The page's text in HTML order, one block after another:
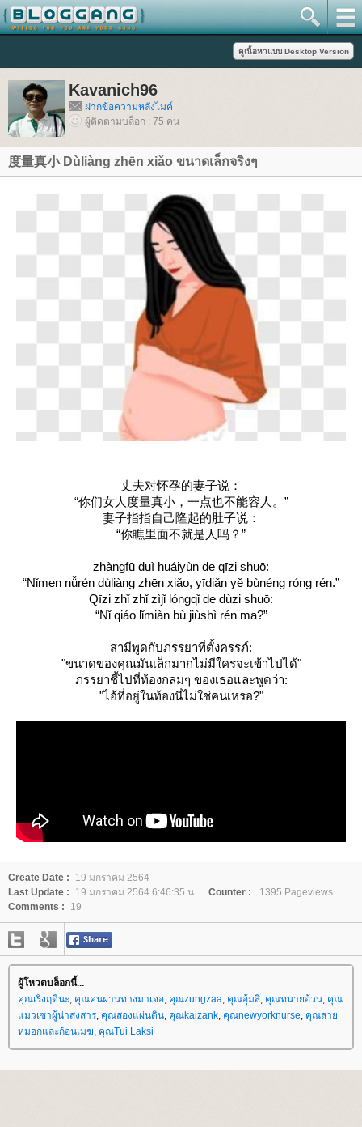
Kavanich96
ฝากข้อความหลังไมค์
ผู้ติดตามบล็อก : 75 คน
度量真小 Dùliàng zhēn xiǎo ขนาดเล็กจริงๆ
丈夫对怀孕的妻子说：
“你们女人度量真小，一点也不能容人。”
妻子指指自己隆起的肚子说：
“你瞧里面不就是人吗？”
zhàngfū duì huáiyùn de qīzi shuō:
“Nǐmen nǚrén dùliàng zhēn xiǎo, yīdiǎn yě bùnéng róng rén.”
Qīzi zhǐ zhǐ zìjǐ lóngqǐ de dùzi shuō:
“Nǐ qiáo lǐmiàn bù jiùshì rén ma?”
สามีพูดกับภรรยาที่ตั้งครรภ์:
"ขนาดของคุณมันเล็กมากไม่มีใครจะเข้าไปได้"
ภรรยาชี้ไปที่ท้องกลมๆ ของเธอและพูดว่า:
"ไอ้ที่อยู่ในท้องนี่ไม่ใช่คนเหรอ?"
Create Date :
19 มกราคม 2564
Last Update :
19 มกราคม 2564 6:46:35 น. Counter :
1395 Pageviews.
Comments :
19
ผู้โหวตบล็อกนี้...
คุณเริงฤดีนะ, คุณคนผ่านทางมาเจอ, คุณzungzaa, คุณอุ้มสี, คุณทนายอ้วน, คุณ
มวเซาผู้น่าสงสาร, คุณสองแผ่นดิน, คุณkaizank, คุณnewyorknurse, คุณสา
หมอกและก้อนเมฆ, คุณTui Laksi